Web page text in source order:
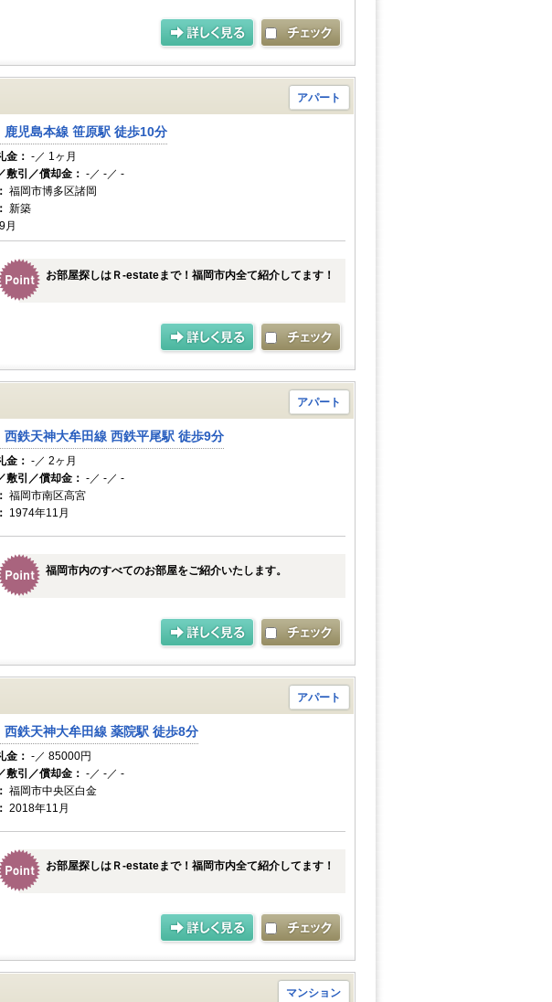
アパート
鹿児島本線 笹原駅 徒歩10分
金： -／ 1ヶ月
敷引／償却金： -／ -／ -
福岡市博多区諸岡
新築
月
お部屋探しはＲ-estateまで！福岡市内全て紹介してます！
アパート
西鉄天神大牟田線 西鉄平尾駅 徒歩9分
金： -／ 2ヶ月
敷引／償却金： -／ -／ -
福岡市南区高宮
1974年11月
福岡市内のすべてのお部屋をご紹介いたします。
アパート
西鉄天神大牟田線 薬院駅 徒歩8分
金： -／ 85000円
敷引／償却金： -／ -／ -
福岡市中央区白金
2018年11月
お部屋探しはＲ-estateまで！福岡市内全て紹介してます！
マンション